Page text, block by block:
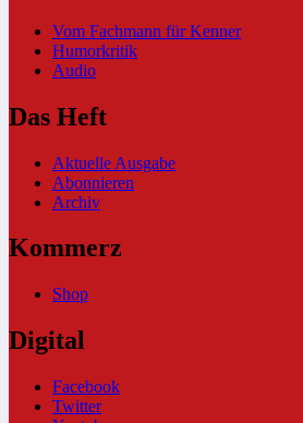
Vom Fachmann für Kenner
Humorkritik
Audio
Das Heft
Aktuelle Ausgabe
Abonnieren
Archiv
Kommerz
Shop
Digital
Facebook
Twitter